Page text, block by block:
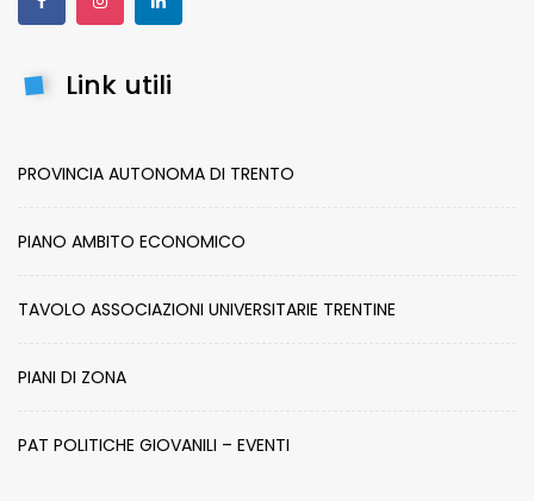
Link utili
PROVINCIA AUTONOMA DI TRENTO
PIANO AMBITO ECONOMICO
TAVOLO ASSOCIAZIONI UNIVERSITARIE TRENTINE
PIANI DI ZONA
PAT POLITICHE GIOVANILI – EVENTI